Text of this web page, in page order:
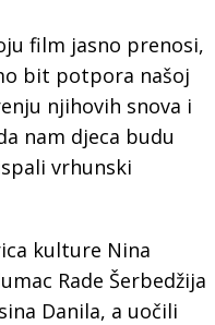
film jasno prenosi,
bit potpora našoj
njihovih snova i
nam djeca budu
vrhunski
kulture Nina
Rade Šerbedžija
Danila, a uočili